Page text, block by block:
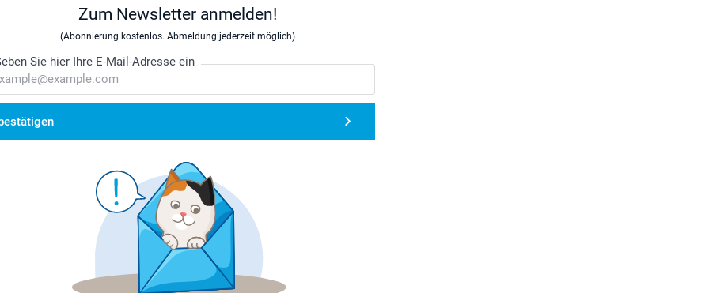
Zum Newsletter anmelden!
(Abonnierung kostenlos. Abmeldung jederzeit möglich)
Sie hier Ihre E-Mail-Adresse ein